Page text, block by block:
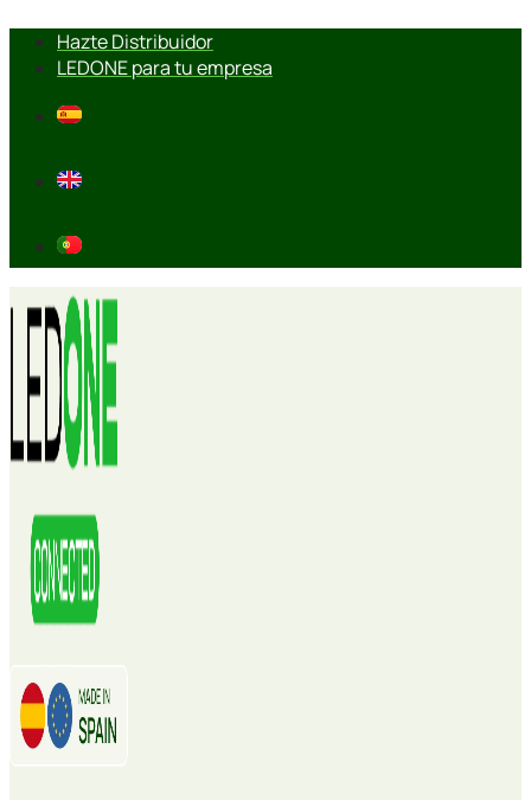
contenido
Hazte Distribuidor
LEDONE para tu empresa